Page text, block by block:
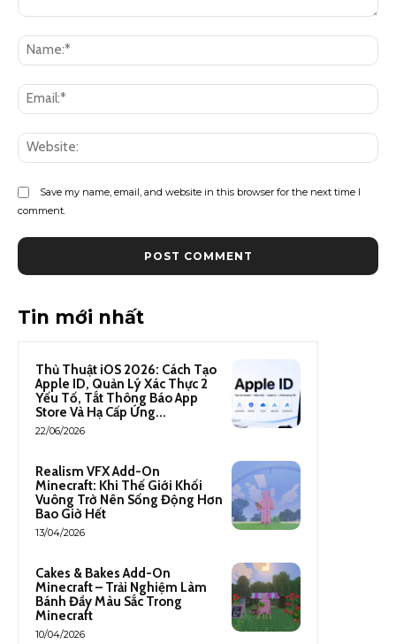
Save my name, email, and website in this browser for the next time I
comment.
Tin mới nhất
Thủ Thuật iOS 2026: Cách Tạo
Apple ID, Quản Lý Xác Thực 2
Yếu Tố, Tắt Thông Báo App
Store Và Hạ Cấp Ứng...
22/06/2026
Realism VFX Add-On
Minecraft: Khi Thế Giới Khối
Vuông Trở Nên Sống Động Hơn
Bao Giờ Hết
13/04/2026
Cakes & Bakes Add-On
Minecraft – Trải Nghiệm Làm
Bánh Đầy Màu Sắc Trong
Minecraft
10/04/2026